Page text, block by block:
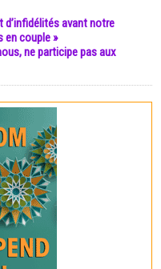
d’infidélités avant notre
en couple »
ne participe pas aux